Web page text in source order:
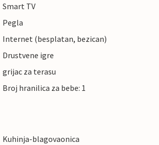
Smart TV
Pegla
Internet (besplatan, bezican)
Drustvene igre
grijac za terasu
Broj hranilica za bebe: 1
Kuhinja-blagovaonica